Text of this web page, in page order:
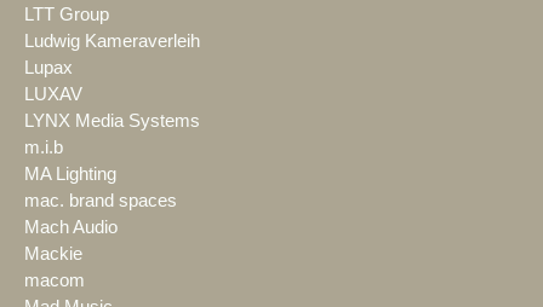
LTT Group
Ludwig Kameraverleih
Lupax
LUXAV
LYNX Media Systems
m.i.b
MA Lighting
mac. brand spaces
Mach Audio
Mackie
macom